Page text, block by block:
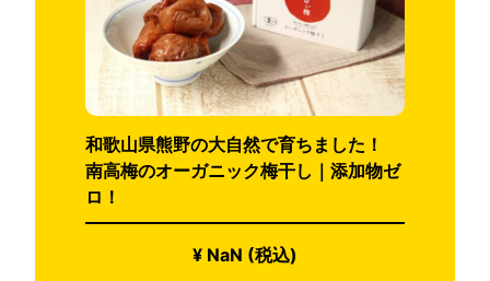
和歌山県熊野の大自然で育ちました！
南高梅のオーガニック梅干し｜添加物ゼ
ロ！
¥ NaN (税込)